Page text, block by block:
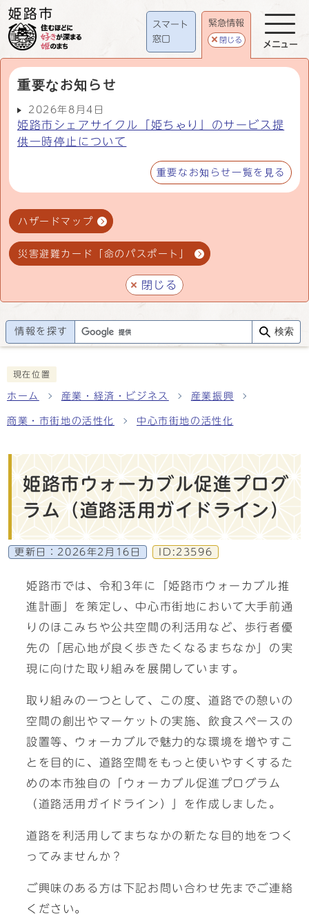
スマート
窓口
緊急情報
閉じる
重要なお知らせ
2026年8月4日
姫路市シェアサイクル「姫ちゃり」のサービス提
供一時停止について
重要なお知らせ一覧を見る
ハザードマップ
災害避難カード「命のパスポート」
閉じる
メニュー
情報を探す 検索
現在位置
ホーム 産業・経済・ビジネス 産業振興
商業・市街地の活性化 中心市街地の活性化
姫路市ウォーカブル促進プログ
ラム（道路活用ガイドライン）
更新日： 2026年2月16日 ID:23596
姫路市では、令和3年に「姫路市ウォーカブル推
進計画」を策定し、中心市街地において大手前通
りのほこみちや公共空間の利活用など、歩行者優
先の「居心地が良く歩きたくなるまちなか」の実
現に向けた取り組みを展開しています。
取り組みの一つとして、この度、道路での憩いの
空間の創出やマーケットの実施、飲食スペースの
設置等、ウォーカブルで魅力的な環境を増やすこ
とを目的に、道路空間をもっと使いやすくするた
めの本市独自の「ウォーカブル促進プログラム
（道路活用ガイドライン）」を作成しました。
道路を利活用してまちなかの新たな目的地をつく
ってみませんか？
ご興味のある方は下記お問い合わせ先までご連絡
ください。